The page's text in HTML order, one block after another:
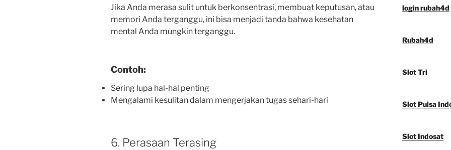
Jika Anda merasa sulit untuk berkonsentrasi, membuat keputusan, atau
memori Anda terganggu, ini bisa menjadi tanda bahwa kesehatan
mental Anda mungkin terganggu.
Contoh:
Sering lupa hal-hal penting
Mengalami kesulitan dalam mengerjakan tugas sehari-hari
6. Perasaan Terasing
login rubah4d
Rubah4d
Slot Tri
Slot Pulsa
Slot Indosat